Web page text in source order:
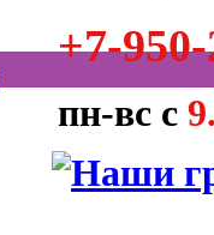
+7-
пн-вс с